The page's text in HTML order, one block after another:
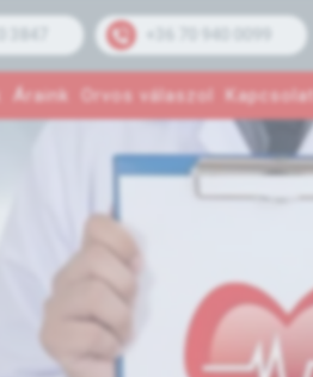
Áraink Orvos válaszol Kapcsolat